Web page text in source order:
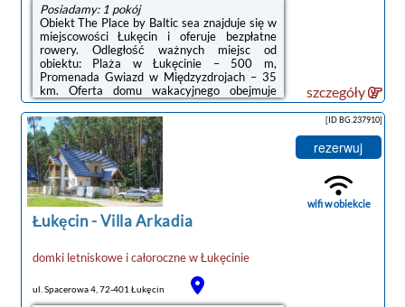
Posiadamy: 1 pokój
Obiekt The Place by Baltic sea znajduje się w
miejscowości Łukęcin i oferuje bezpłatne
rowery. Odległość ważnych miejsc od
obiektu: Plaża w Łukęcinie – 500 m,
Promenada Gwiazd w Międzyzdrojach – 35
km. Oferta domu wakacyjnego obejmuje
ogród, sprzęt do grillowania, bezpłatne Wi-Fi
oraz bezpłatny prywatny parking.W domu
wakacyjnym zapewniono taras, kilka sypialni
(3), salon, kuchnię ze standardowym
wyposażeniem, a także kilka łazienek (2) z
prysznicem i wanną. Goście mogą podziwiać
widok na ogród. Wyposażenie obejmuje też
telewizor z płaskim ekranem z dostępem do ...
szczegóły
Łukęcin-Villa Arkadia
domki letniskowe i całorocznewŁukęcinie
ul. Spacerowa 4, 72-401 Łukęcin
[ID BG.237910]
rezerwuj
wifi w obiekcie